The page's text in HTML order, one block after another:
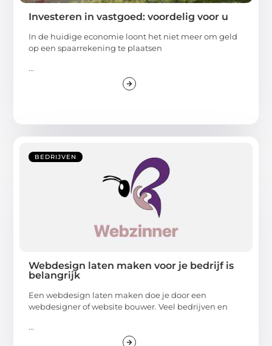
Investeren in vastgoed: voordelig voor u
In de huidige economie loont het niet meer om geld
op een spaarrekening te plaatsen
...
BEDRIJVEN
Webdesign laten maken voor je bedrijf is
belangrijk
Een webdesign laten maken doe je door een
webdesigner of website bouwer. Veel bedrijven en
...